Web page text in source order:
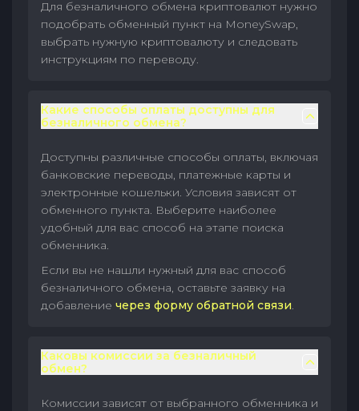
Для безналичного обмена криптовалют нужно
подобрать обменный пункт на MoneySwap,
выбрать нужную криптовалюту и следовать
инструкциям по переводу.
Какие способы оплаты доступны для
безналичного обмена?
Доступны различные способы оплаты, включая
банковские переводы, платежные карты и
электронные кошельки. Условия зависят от
обменного пункта. Выберите наиболее
удобный для вас способ на этапе поиска
обменника.
Если вы не нашли нужный для вас способ
безналичного обмена, оставьте заявку на
добавление через форму обратной связи.
Каковы комиссии за безналичный
обмен?
Комиссии зависят от выбранного обменника и